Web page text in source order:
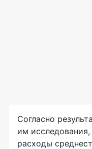
Согласно
им
расходы